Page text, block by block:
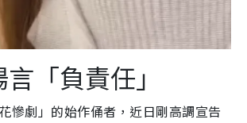
「負責任」
慘劇」的始作俑者，近日剛高調宣告